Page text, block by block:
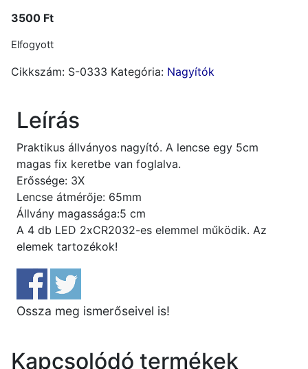
3500 Ft
Elfogyott
Cikkszám: S-0333 Kategória: Nagyítók
Leírás
Praktikus állványos nagyító. A lencse egy 5cm
magas fix keretbe van foglalva.
Erőssége: 3X
Lencse átmérője: 65mm
Állvány magassága:5 cm
A 4 db LED 2xCR2032-es elemmel működik. Az
elemek tartozékok!
Ossza meg ismerőseivel is!
Kapcsolódó termékek